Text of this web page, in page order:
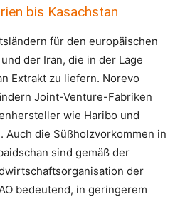
bis Kasachstan
für den europäischen
der Iran, die in der Lage
Extrakt zu liefern. Norevo
Joint-Venture-Fabriken
wie Haribo und
Auch die Süßholzvorkommen in
sind gemäß der
der
bedeutend, in geringerem